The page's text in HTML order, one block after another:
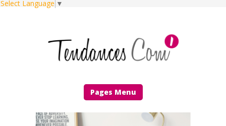
Select Language ▼
Pages Menu